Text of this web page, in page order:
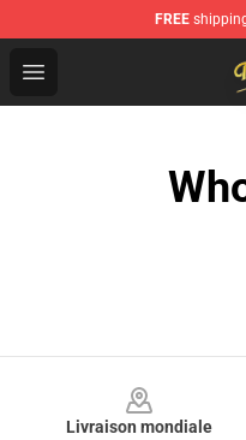
FREE
Open menu
The Doobie Brothers
Livraison mondiale